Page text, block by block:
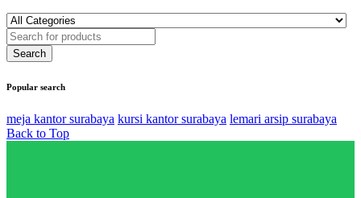
Popular search
meja kantor surabaya kursi kantor surabaya lemari arsip surabaya
Back to Top